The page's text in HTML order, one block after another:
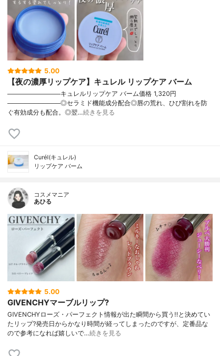
5.00
【夜の濃厚リップケア】キュレル リップケア バーム
────────────キュレルリップケア バーム価格 1,320円
────────────◎セラミド機能成分配合◎唇の荒れ、ひび割れを防
ぐ有効成分も配合。◎翌…続きを見る
Curél(キュレル)
リップケア バーム
コスメマニア
あひる
5.00
GIVENCHYマーブルリップ?
GIVENCHYローズ・パーフェクト情報が出た瞬間から買う!!と決めてい
たリップ?発売日からかなり時間が経ってしまったのですが、定番品な
ので参考になれば嬉しいで…続きを見る